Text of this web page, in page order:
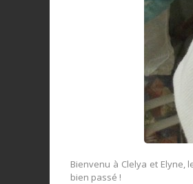
Bienvenu à Clelya et Elyne,
bien passé !